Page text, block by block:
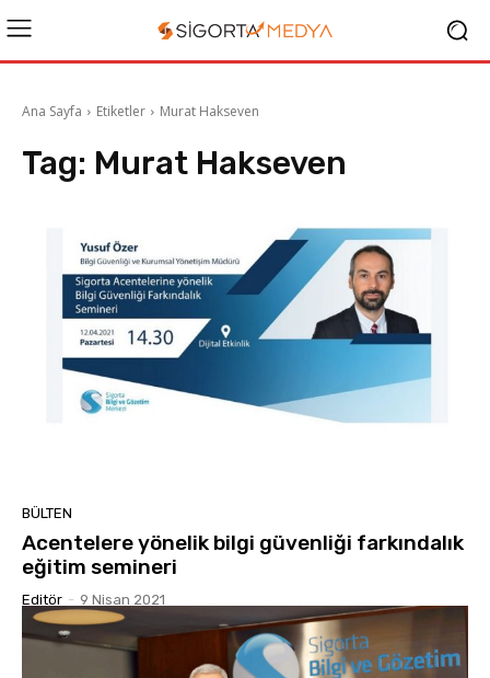
Ana Sayfa Etiketler Murat Hakseven
Tag: Murat Hakseven
BÜLTEN
Acentelere yönelik bilgi güvenliği farkındalık
eğitim semineri
Editör - 9 Nisan 2021